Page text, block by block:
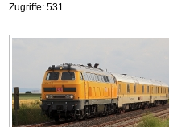
Zugriffe: 531